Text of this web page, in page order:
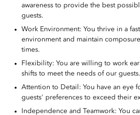
awareness to provide the best
guests.
Work Environment: You thrive in a
environment and maintain
times.
Flexibility: You are willing to work
shifts to meet the needs of our guests.
Attention to Detail: You have an eye
guests' preferences to exceed their
Independence and Teamwork: You